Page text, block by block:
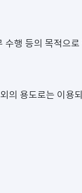
행 등의 목적으
용도로는 이